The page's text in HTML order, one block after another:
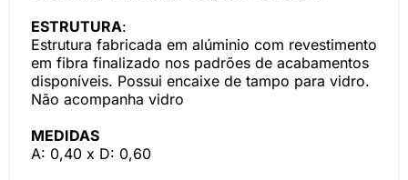
ESTRUTURA:
Estrutura fabricada em alúminio com revestimento
em fibra finalizado nos padrões de acabamentos
disponíveis. Possui encaixe de tampo para vidro.
Não acompanha vidro
MEDIDAS
A: 0,40 x D: 0,60